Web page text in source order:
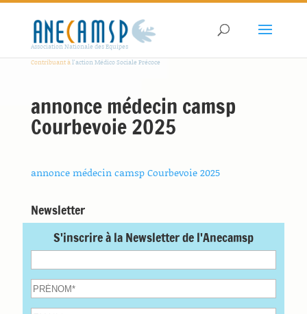
Association Nationale des Equipes
Contribuant àl'action Médico Sociale Précoce
annonce médecin camsp
Courbevoie 2025
annonce médecin camsp Courbevoie 2025
Newsletter
S'inscrire à la Newsletter de l'Anecamsp